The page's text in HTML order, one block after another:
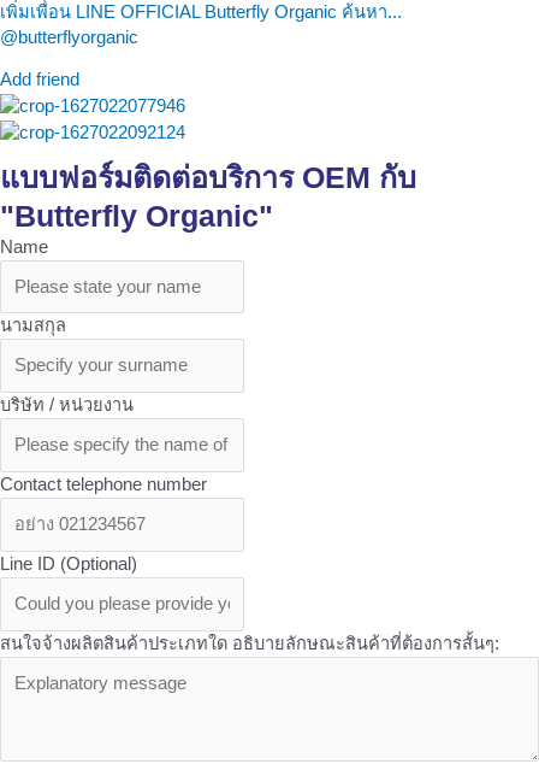
เพิ่มเพื่อน LINE OFFICIAL Butterfly Organic ค้นหา...
@butterflyorganic
Add friend
แบบฟอร์มติดต่อบริการ OEM กับ
"Butterfly Organic"
Name
นามสกุล
บริษัท / หน่วยงาน
Contact telephone number
Line ID (Optional)
สนใจจ้างผลิตสินค้าประเภทใด อธิบายลักษณะสินค้าที่ต้องการสั้นๆ: